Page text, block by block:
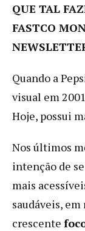
QUE TAL
FASTCO
Quando a
visual em
Hoje, possui
Nos últimos
intenção de
mais
saudáveis, em
crescente